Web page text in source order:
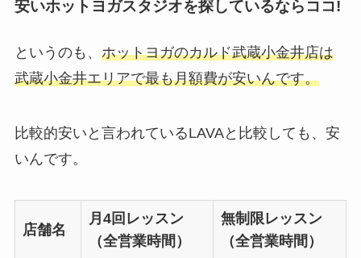
安いホットヨガスタジオを探しているならココ!
というのも、 ホットヨガのカルド武蔵小金井店は
武蔵小金井エリアで最も月額費が安いんです。
比較的安いと言われているLAVAと比較しても、安
いんです。
店舗名
月4回レッスン
（全営業時間）
無制限レッスン
（全営業時間）